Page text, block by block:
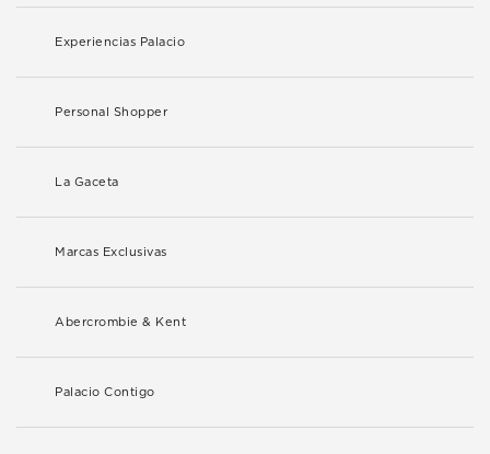
Experiencias Palacio
Personal Shopper
La Gaceta
Marcas Exclusivas
Abercrombie & Kent
Palacio Contigo